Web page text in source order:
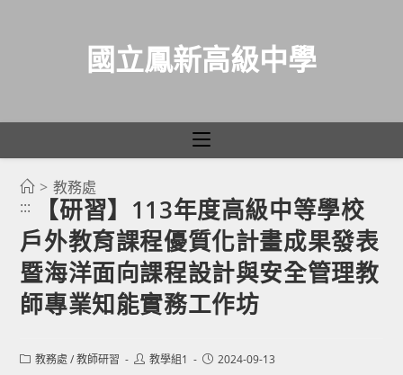
國立鳳新高級中學
> 教務處
:::
【研習】113年度高級中等學校
戶外教育課程優質化計畫成果發表
暨海洋面向課程設計與安全管理教
師專業知能實務工作坊
Post教務處 / 教師研習
Post教學組1
Post2024-09-13